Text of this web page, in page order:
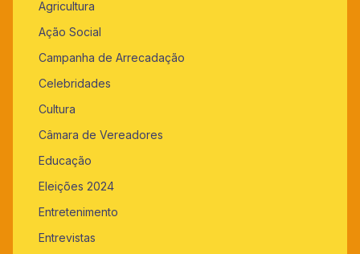
Agricultura
Ação Social
Campanha de Arrecadação
Celebridades
Cultura
Câmara de Vereadores
Educação
Eleições 2024
Entretenimento
Entrevistas